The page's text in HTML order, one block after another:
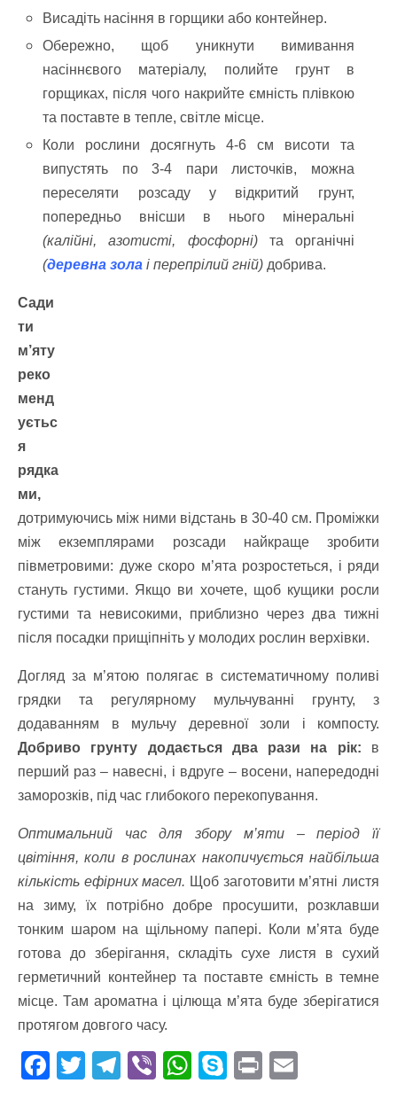
Висадіть насіння в горщики або контейнер.
Обережно, щоб уникнути вимивання
насіннєвого матеріалу, полийте грунт в
горщиках, після чого накрийте ємність плівкою
та поставте в тепле, світле місце.
Коли рослини досягнуть 4-6 см висоти та
випустять по 3-4 пари листочків, можна
переселяти розсаду у відкритий грунт,
попередньо внісши в нього мінеральні
(калійні, азотисті, фосфорні)та органічні
(деревна зола і перепрілий гній) добрива.
Сади
ти
м’яту
реко
менд
уєтьс
я
рядка
ми,
дотримуючись між ними відстань в 30-40 см. Проміжки
між екземплярами розсади найкраще зробити
півметровими: дуже скоро м’ята розростеться, і ряди
стануть густими. Якщо ви хочете, щоб кущики росли
густими та невисокими, приблизно через два тижні
після посадки прищіпніть у молодих рослин верхівки.
Догляд за м’ятою полягає в систематичному поливі
грядки та регулярному мульчуванні грунту, з
додаванням в мульчу деревної золи і компосту.
Добриво грунту додається два рази на рік: в
перший раз – навесні, і вдруге – восени, напередодні
заморозків, під час глибокого перекопування.
Оптимальний час для збору м’яти – період її
цвітіння, коли в рослинах накопичується найбільша
кількість ефірних масел. Щоб заготовити м’ятні листя
на зиму, їх потрібно добре просушити, розклавши
тонким шаром на щільному папері. Коли м’ята буде
готова до зберігання, складіть сухе листя в сухий
герметичний контейнер та поставте ємність в темне
місце. Там ароматна і цілюща м’ята буде зберігатися
протягом довгого часу.
F T T Vi W S Pr